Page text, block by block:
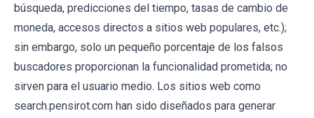
búsqueda, predicciones del tiempo, tasas de cambio de
moneda, accesos directos a sitios web populares, etc.);
sin embargo, solo un pequeño porcentaje de los falsos
buscadores proporcionan la funcionalidad prometida; no
sirven para el usuario medio. Los sitios web como
search.pensirot.com han sido diseñados para generar